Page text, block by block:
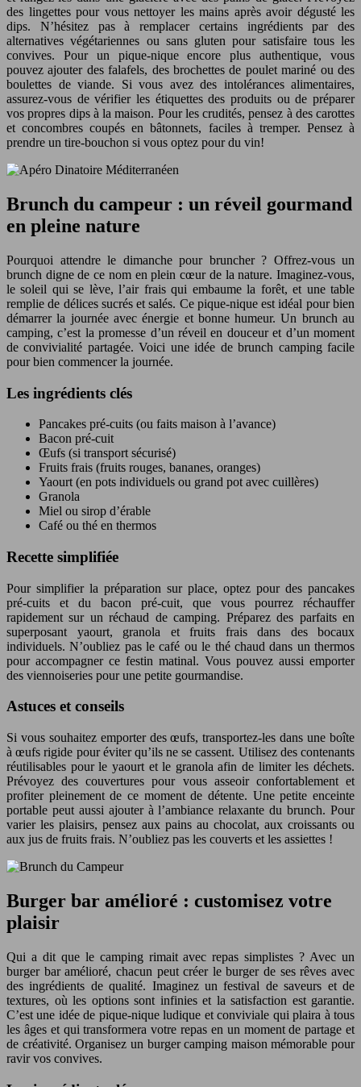
des lingettes pour vous nettoyer les mains après avoir dégusté les
dips. N’hésitez pas à remplacer certains ingrédients par des
alternatives végétariennes ou sans gluten pour satisfaire tous les
convives. Pour un pique-nique encore plus authentique, vous
pouvez ajouter des falafels, des brochettes de poulet mariné ou des
boulettes de viande. Si vous avez des intolérances alimentaires,
assurez-vous de vérifier les étiquettes des produits ou de préparer
vos propres dips à la maison. Pour les crudités, pensez à des carottes
et concombres coupés en bâtonnets, faciles à tremper. Pensez à
prendre un tire-bouchon si vous optez pour du vin!
Brunch du campeur : un réveil gourmand
en pleine nature
Pourquoi attendre le dimanche pour bruncher ? Offrez-vous un
brunch digne de ce nom en plein cœur de la nature. Imaginez-vous,
le soleil qui se lève, l’air frais qui embaume la forêt, et une table
remplie de délices sucrés et salés. Ce pique-nique est idéal pour bien
démarrer la journée avec énergie et bonne humeur. Un brunch au
camping, c’est la promesse d’un réveil en douceur et d’un moment
de convivialité partagée. Voici une idée de brunch camping facile
pour bien commencer la journée.
Les ingrédients clés
Pancakes pré-cuits (ou faits maison à l’avance)
Bacon pré-cuit
Œufs (si transport sécurisé)
Fruits frais (fruits rouges, bananes, oranges)
Yaourt (en pots individuels ou grand pot avec cuillères)
Granola
Miel ou sirop d’érable
Café ou thé en thermos
Recette simplifiée
Pour simplifier la préparation sur place, optez pour des pancakes
pré-cuits et du bacon pré-cuit, que vous pourrez réchauffer
rapidement sur un réchaud de camping. Préparez des parfaits en
superposant yaourt, granola et fruits frais dans des bocaux
individuels. N’oubliez pas le café ou le thé chaud dans un thermos
pour accompagner ce festin matinal. Vous pouvez aussi emporter
des viennoiseries pour une petite gourmandise.
Astuces et conseils
Si vous souhaitez emporter des œufs, transportez-les dans une boîte
à œufs rigide pour éviter qu’ils ne se cassent. Utilisez des contenants
réutilisables pour le yaourt et le granola afin de limiter les déchets.
Prévoyez des couvertures pour vous asseoir confortablement et
profiter pleinement de ce moment de détente. Une petite enceinte
portable peut aussi ajouter à l’ambiance relaxante du brunch. Pour
varier les plaisirs, pensez aux pains au chocolat, aux croissants ou
aux jus de fruits frais. N’oubliez pas les couverts et les assiettes !
Burger bar amélioré : customisez votre
plaisir
Qui a dit que le camping rimait avec repas simplistes ? Avec un
burger bar amélioré, chacun peut créer le burger de ses rêves avec
des ingrédients de qualité. Imaginez un festival de saveurs et de
textures, où les options sont infinies et la satisfaction est garantie.
C’est une idée de pique-nique ludique et conviviale qui plaira à tous
les âges et qui transformera votre repas en un moment de partage et
de créativité. Organisez un burger camping maison mémorable pour
ravir vos convives.